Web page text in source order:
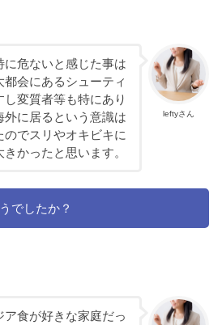
leftyさん
危ないと感じた事は
会にあるシューティ
変質者等も特にあり
外に居るという意識は
のでスリやオキビキに
かったと思います。
でしたか？
食が好きな家庭だっ